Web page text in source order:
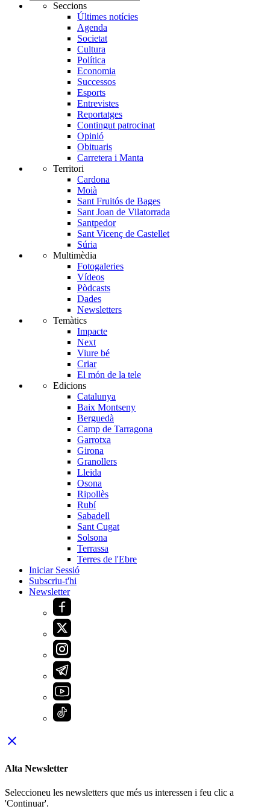
Seccions
Últimes notícies
Agenda
Societat
Cultura
Política
Economia
Successos
Esports
Entrevistes
Reportatges
Contingut patrocinat
Opinió
Obituaris
Carretera i Manta
Territori
Cardona
Moià
Sant Fruitós de Bages
Sant Joan de Vilatorrada
Santpedor
Sant Vicenç de Castellet
Súria
Multimèdia
Fotogaleries
Vídeos
Pòdcasts
Dades
Newsletters
Temàtics
Impacte
Next
Viure bé
Criar
El món de la tele
Edicions
Catalunya
Baix Montseny
Berguedà
Camp de Tarragona
Garrotxa
Girona
Granollers
Lleida
Osona
Ripollès
Rubí
Sabadell
Sant Cugat
Solsona
Terrassa
Terres de l'Ebre
Iniciar Sessió
Subscriu-t'hi
Newsletter
close
Alta Newsletter
Seleccioneu les newsletters que més us interessen i feu clic a
'Continuar'.